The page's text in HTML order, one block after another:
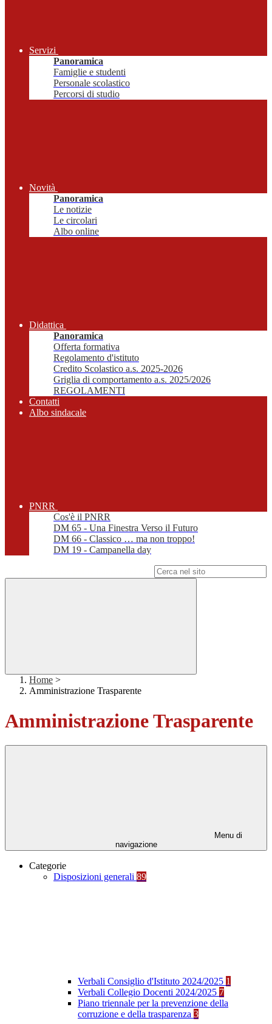
Servizi
Panoramica
Famiglie e studenti
Personale scolastico
Percorsi di studio
Novità
Panoramica
Le notizie
Le circolari
Albo online
Didattica
Panoramica
Offerta formativa
Regolamento d'istituto
Credito Scolastico a.s. 2025-2026
Griglia di comportamento a.s. 2025/2026
REGOLAMENTI
Contatti
Albo sindacale
PNRR
Cos'è il PNRR
DM 65 - Una Finestra Verso il Futuro
DM 66 - Classico … ma non troppo!
DM 19 - Campanella day
Home >
Amministrazione Trasparente
Amministrazione Trasparente
Menu di
navigazione
Categorie
Disposizioni generali 89
Verbali Consiglio d'Istituto 2024/2025 1
Verbali Collegio Docenti 2024/2025 7
Piano triennale per la prevenzione della
corruzione e della trasparenza 3